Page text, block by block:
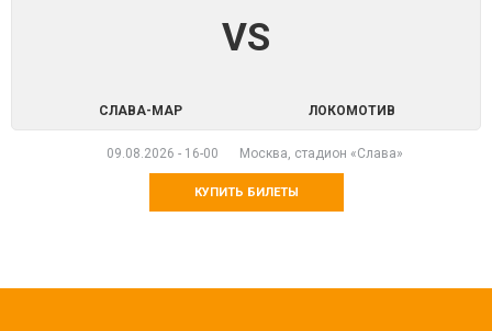
СЛАВА-МАР
VS
ЛОКОМОТИВ
09.08.2026 - 16-00 Москва, стадион «Слава»
КУПИТЬ БИЛЕТЫ